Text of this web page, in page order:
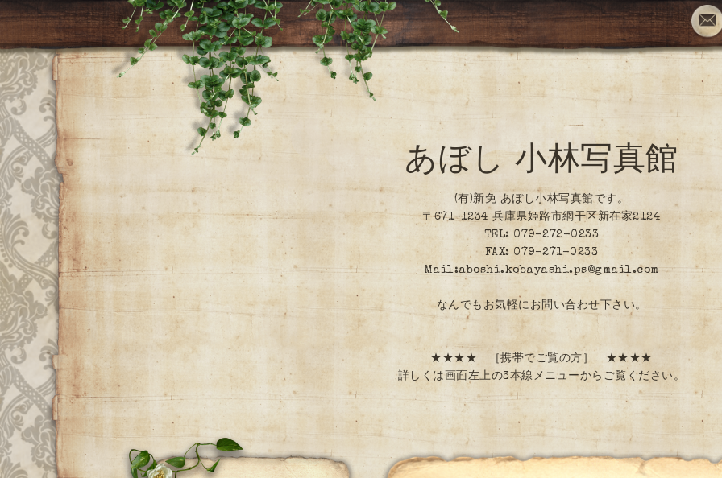
あぼし 小林写真館
(有)新免 あぼし小林写真館です。
〒671-1234 兵庫県姫路市網干区新在家2124
TEL: 079-272-0233
FAX: 079-271-0233
Mail:aboshi.kobayashi.ps@gmail.com
なんでもお気軽にお問い合わせ下さい。
★★★★ ［携帯でご覧の方］ ★★★★
詳しくは画面左上の3本線メニューからご覧ください。